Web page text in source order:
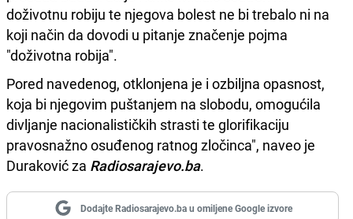
doživotnu robiju te njegova bolest ne bi trebalo ni na
koji način da dovodi u pitanje značenje pojma
"doživotna robija".
Pored navedenog, otklonjena je i ozbiljna opasnost,
koja bi njegovim puštanjem na slobodu, omogućila
divljanje nacionalističkih strasti te glorifikaciju
pravosnažno osuđenog ratnog zločinca", naveo je
Duraković za Radiosarajevo.ba.
Dodajte Radiosarajevo.ba u omiljene Google izvore